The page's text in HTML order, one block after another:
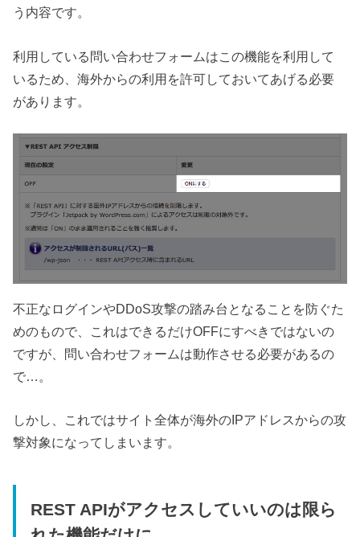
う内容です。
利用している問い合わせフォームはこの機能を利用して
いるため、海外からの利用を許可しておいてあげる必要
があります。
不正なログインやDDoS攻撃の踏み台となることを防ぐた
めのもので、これはできるだけOFFにすべきではないの
ですが、問い合わせフォームは動作させる必要があるの
で…。
しかし、これではサイト全体が海外のIPアドレスからの攻
撃対象になってしまいます。
REST APIがアクセスしていいのは限ら